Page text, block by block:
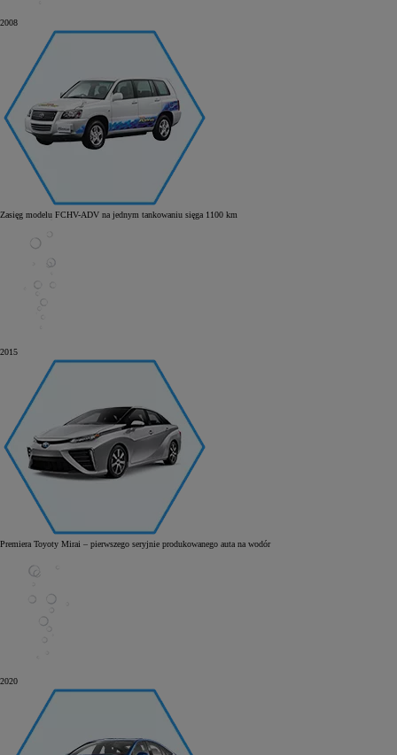
2008
Zasięg modelu FCHV-ADV na jednym tankowaniu sięga 1100 km
2015
Premiera Toyoty Mirai – pierwszego seryjnie produkowanego auta na wodór
2020